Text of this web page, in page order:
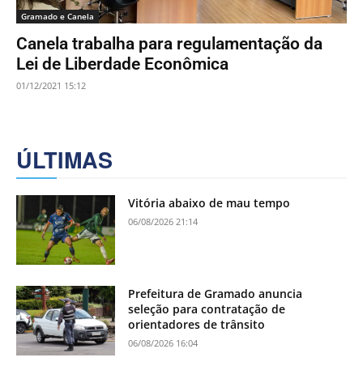
Gramado e Canela
Canela trabalha para regulamentação da
Lei de Liberdade Econômica
01/12/2021 15:12
ÚLTIMAS
Vitória abaixo de mau tempo
06/08/2026 21:14
Prefeitura de Gramado anuncia
seleção para contratação de
orientadores de trânsito
06/08/2026 16:04